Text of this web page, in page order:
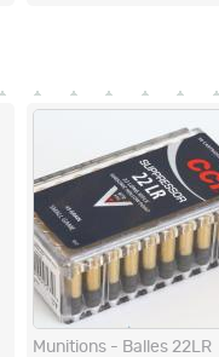
Munitions - Balles 22LR